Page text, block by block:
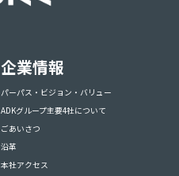
企業情報
パーパス・ビジョン・バリュー
ADKグループ主要4社について
ごあいさつ
沿革
本社アクセス